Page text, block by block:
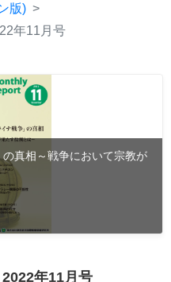
版)
年11月号
真相～戦争において宗教が
年11月号